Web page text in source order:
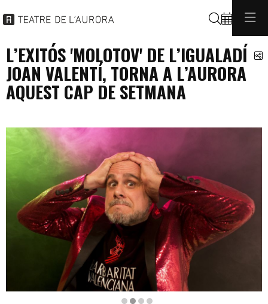
Cerca
L’EXITÓS 'MOLOTOV' DE L’IGUALADÍ
JOAN VALENTÍ, TORNA A L’AURORA
AQUEST CAP DE SETMANA